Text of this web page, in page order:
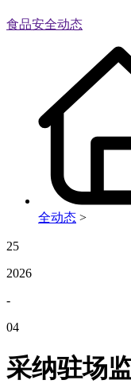
食品安全动态
全动态 >
25
2026
-
04
采纳驻场